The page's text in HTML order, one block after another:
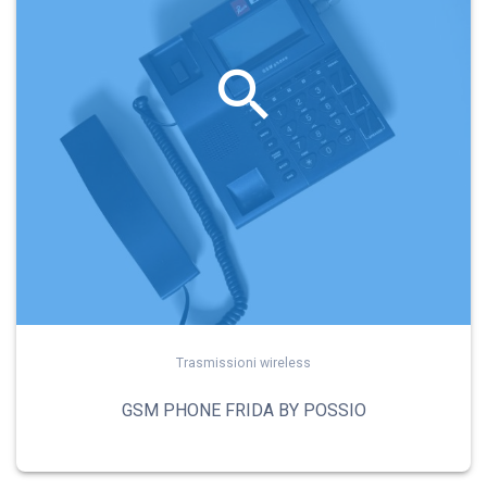
Trasmissioni wireless
GSM PHONE FRIDA BY POSSIO